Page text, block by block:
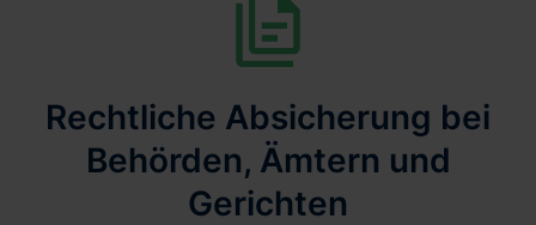
Rechtliche Absicherung bei
Behörden, Ämtern und
Gerichten